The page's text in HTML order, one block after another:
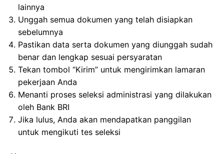
lainnya
Unggah semua dokumen yang telah disiapkan
sebelumnya
Pastikan data serta dokumen yang diunggah sudah
benar dan lengkap sesuai persyaratan
Tekan tombol “Kirim” untuk mengirimkan lamaran
pekerjaan Anda
Menanti proses seleksi administrasi yang dilakukan
oleh Bank BRI
Jika lulus, Anda akan mendapatkan panggilan
untuk mengikuti tes seleksi